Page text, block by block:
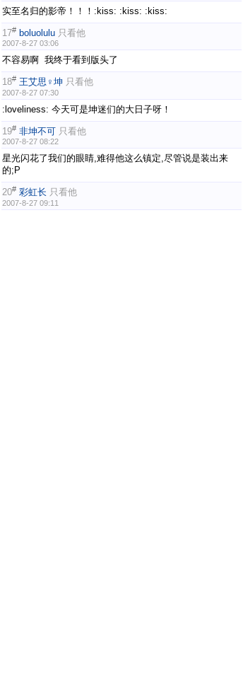
实至名归的影帝！！！:kiss: :kiss: :kiss:
17# boluolulu 只看他
2007-8-27 03:06
不容易啊 我终于看到版头了
18# 王艾思♀坤 只看他
2007-8-27 07:30
:loveliness: 今天可是坤迷们的大日子呀！
19# 非坤不可 只看他
2007-8-27 08:22
星光闪花了我们的眼睛,难得他这么镇定,尽管说是装出来
的;P
20# 彩虹长 只看他
2007-8-27 09:11